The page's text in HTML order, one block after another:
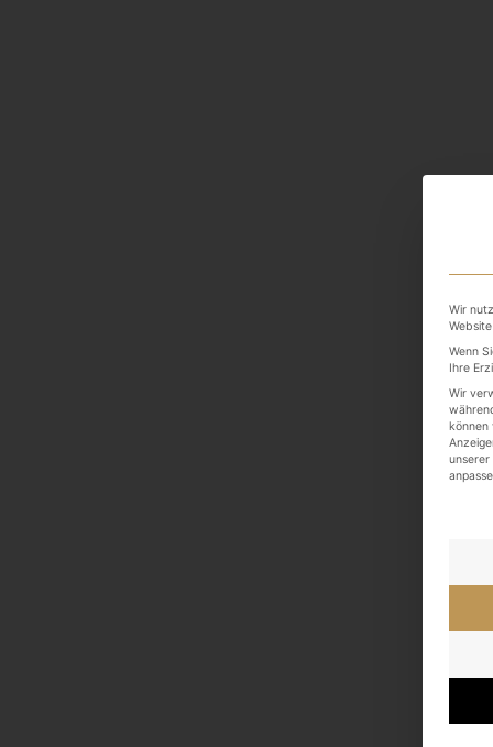
Wir
Wenn
Ihre
Wir
können
unserer
Es